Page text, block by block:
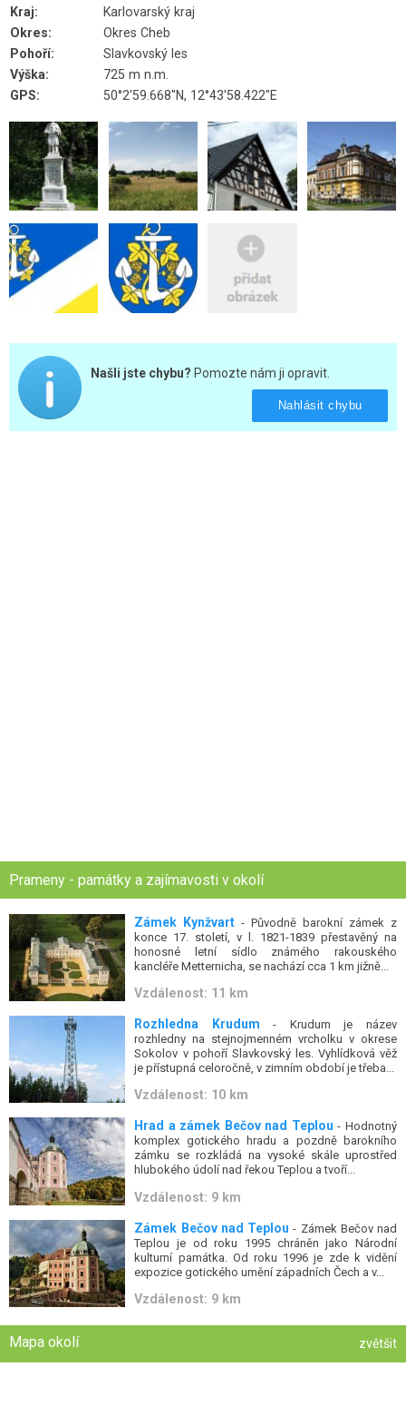
Kraj:
Karlovarský kraj
Okres:
Okres Cheb
Pohoří:
Slavkovský les
Výška:
725 m n.m.
GPS:
50°2'59.668"N, 12°43'58.422"E
Našli jste chybu? Pomozte nám ji opravit.
Nahlásit chybu
Prameny - památky a zajímavosti v okolí
Zámek Kynžvart - Původně barokní zámek z
konce 17. století, v l. 1821-1839 přestavěný na
honosné letní sídlo známého rakouského
kancléře Metternicha, se nachází cca 1 km jižně...
Vzdálenost: 11 km
Rozhledna Krudum - Krudum je název
rozhledny na stejnojmenném vrcholku v okrese
Sokolov v pohoří Slavkovský les. Vyhlídková věž
je přístupná celoročně, v zimním období je třeba...
Vzdálenost: 10 km
Hrad a zámek Bečov nad Teplou - Hodnotný
komplex gotického hradu a pozdně barokního
zámku se rozkládá na vysoké skále uprostřed
hlubokého údolí nad řekou Teplou a tvoří...
Vzdálenost: 9 km
Zámek Bečov nad Teplou - Zámek Bečov nad
Teplou je od roku 1995 chráněn jako Národní
kulturní památka. Od roku 1996 je zde k vidění
expozice gotického umění západních Čech a v...
Vzdálenost: 9 km
Mapa okolí zvětšit